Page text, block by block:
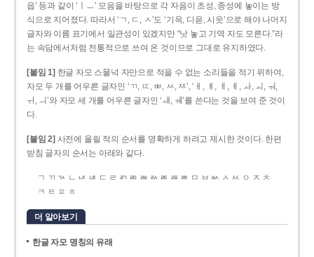
읍’ 등과 같이 ‘ㅣㅡ’ 모음을 바탕으로 각 자음이 초성, 종성에 놓이는 방
식으로 지어졌다. 따라서 ‘ㄱ, ㄷ, ㅅ’도 ‘기윽, 디읃, 시읏’으로 해야 나머지
글자와 이름 표기에서 일관성이 있겠지만 “낫 놓고 기역 자도 모른다.”라
는 속담에서처럼 전통적으로 쓰여 온 것이므로 그대로 유지하였다.
[붙임 1] 한글 자모 스물넉 자만으로 적을 수 없는 소리들을 적기 위하여,
자모 두 개를 어우른 글자인 ‘ㄲ, ㄸ, ㅃ, ㅆ, ㅉ’, ‘ㅐ, ㅒ, ㅔ, ㅖ, ㅘ, ㅚ, ㅝ,
ㅟ, ㅢ’와 자모 세 개를 어우른 글자인 ‘ㅙ, ㅞ’를 쓴다는 것을 보여 준 것이
다.
[붙임 2] 사전에 올릴 적의 순서를 명확하게 하려고 제시한 것이다. 한편
받침 글자의 순서는 아래와 같다.
ㄱ ㄲ ㄳ ㄴ ㄵ ㄶ ㄷ ㄹ ㄺ ㄻ ㄼ ㄽ ㄾ ㄿ ㅀ ㅁ ㅂ ㅄ ㅅ ㅆ ㅇ ㅈ ㅊ
ㅋ ㅌ ㅍ ㅎ
더 알아보기
한글 자모 명칭의 유래